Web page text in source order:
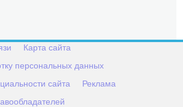
Карта сайта
персональных данных
сайта
Реклама